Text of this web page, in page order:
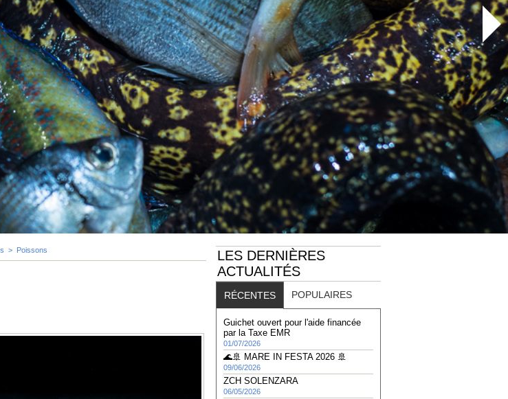
> Poissons
LES DERNIÈRES
ACTUALITÉS
RÉCENTES POPULAIRES
Guichet ouvert pour l'aide financée
par la Taxe EMR
01/07/2026
🌊🚢 MARE IN FESTA 2026 🚢
09/06/2026
ZCH SOLENZARA
06/05/2026